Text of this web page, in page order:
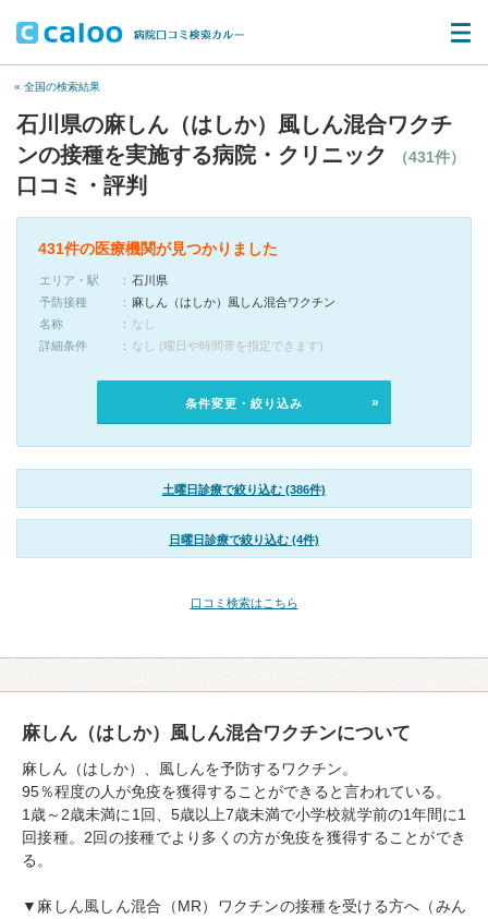
« 全国の検索結果
石川県の麻しん（はしか）風しん混合ワクチ
ンの接種を実施する病院・クリニック
（431件）
口コミ・評判
431件の医療機関が見つかりました
エリア・駅
石川県
予防接種
麻しん（はしか）風しん混合ワクチン
名称
なし
詳細条件
なし (曜日や時間帯を指定できます)
条件変更・絞り込み
土曜日診療で絞り込む (386件)
日曜日診療で絞り込む (4件)
口コミ検索はこちら
麻しん（はしか）風しん混合ワクチンについて
麻しん（はしか）、風しんを予防するワクチン。
95％程度の人が免疫を獲得することができると言われている。
1歳～2歳未満に1回、5歳以上7歳未満で小学校就学前の1年間に1
回接種。2回の接種でより多くの方が免疫を獲得することができ
る。
▼麻しん風しん混合（MR）ワクチンの接種を受ける方へ（みん